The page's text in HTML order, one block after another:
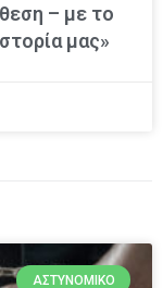
– με το
μας»
ΑΣΤΥΝΟΜΙΚΌ